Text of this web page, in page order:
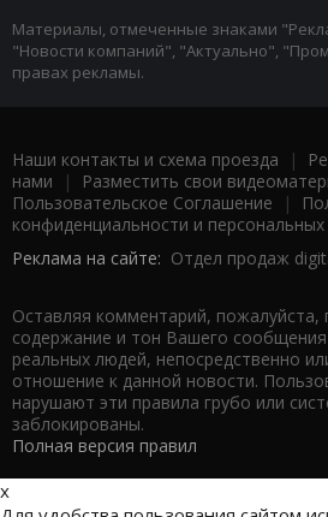
Материалы, отмеченные знаками
"Новости компаний", "Актуально",
правах рекламы.
Наши контакты и схема проезда |
нами | Разместить свои
Пользовательское Соглашение |
конфиденциальности и
Реклама на сайте: Отдел продаж
Оставляя комментарий,
содержание и тон Вашего сообщения
реальных людей, непосредственно
отношение к данной новости.
нарушают эти правила грубо или
заблокированы.
Полная версия правил
x